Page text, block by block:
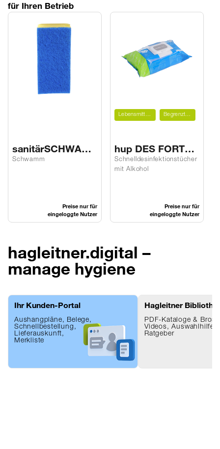
für Ihren Betrieb
sanitärSCHWAM
M GELB
Schwamm
Preise nur für
eingeloggte Nutzer
Lebensmittelnaher Bereich Begrenzt viruzid PLUS
hup DES FORTE
M
Schnelldesinfektionstücher
mit Alkohol
Preise nur für
eingeloggte Nutzer
hagleitner.digital –
manage hygiene
Ihr Kunden-Portal
Aushangpläne, Belege,
Schnellbestellung,
Lieferauskunft,
Merkliste
Hagleitner
PDF-Kataloge &
Videos,
Ratgeber